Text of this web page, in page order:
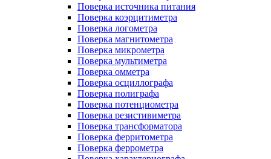
Поверка источника питания
Поверка коэрцитиметра
Поверка логометра
Поверка магнитометра
Поверка микрометра
Поверка мультиметра
Поверка омметра
Поверка осциллографа
Поверка полиграфа
Поверка потенциометра
Поверка резистивиметра
Поверка трансформатора
Поверка ферритометра
Поверка феррометра